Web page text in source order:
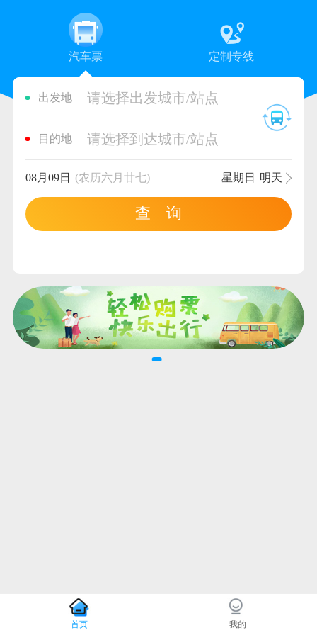
汽车票 定制专线
出发地 请选择出发城市/站点
目的地 请选择到达城市/站点
08月09日 (农历六月廿七) 星期日 明天
查 询
首页 我的